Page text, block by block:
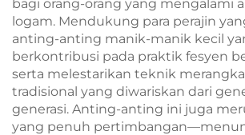
bagi orang-orang yang mengalami
logam. Mendukung para perajin
anting-anting manik-manik kecil
berkontribusi pada praktik fesyen
serta melestarikan teknik
tradisional yang diwariskan dari
generasi. Anting-anting ini juga
yang penuh